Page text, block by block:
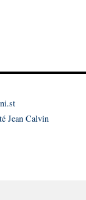
Jean Calvin